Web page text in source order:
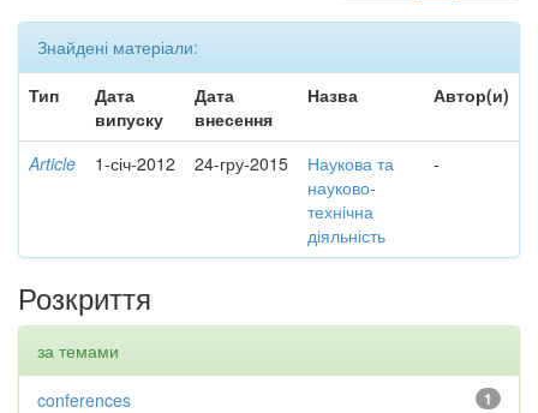
Знайдені матеріали:
Тип
Дата
випуску
Дата
внесення
Назва Автор(и)
Article 1-січ-2012 24-гру-2015
Наукова та
науково-
технічна
діяльність
-
Розкриття
за темами
1
conferences